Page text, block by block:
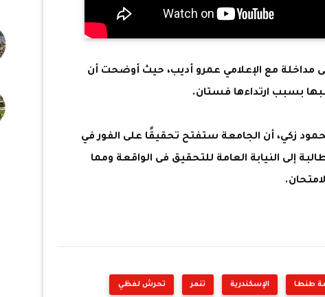
مع الإعلامي عمرو أديب، حيث أوضحت أن
بسبب ارتداءها فستان.
زكي، أن الجامعة ستفتح تحقيقًا على الفور في
إلى النيابة العامة للتحقيق فى الواقعة ومما
طنطا الإسكندرية تنمر تحرش لفظي